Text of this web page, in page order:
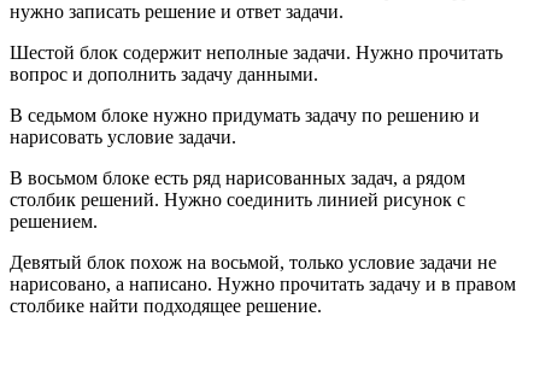
нужно записать решение и ответ задачи.
Шестой блок содержит неполные задачи. Нужно прочитать
вопрос и дополнить задачу данными.
В седьмом блоке нужно придумать задачу по решению и
нарисовать условие задачи.
В восьмом блоке есть ряд нарисованных задач, а рядом
столбик решений. Нужно соединить линией рисунок с
решением.
Девятый блок похож на восьмой, только условие задачи не
нарисовано, а написано. Нужно прочитать задачу и в правом
столбике найти подходящее решение.